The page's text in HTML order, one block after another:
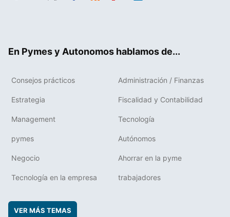
En Pymes y Autonomos hablamos de...
Consejos prácticos Administración / Finanzas
Estrategia Fiscalidad y Contabilidad
Management Tecnología
pymes Autónomos
Negocio Ahorrar en la pyme
Tecnología en la empresa trabajadores
VER MÁS TEMAS